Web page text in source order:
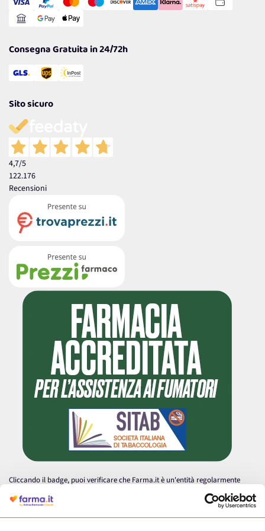
Gestisci Cookie
Reso Facile e Veloce
Consegna Gratuita in 24/72h
Sito sicuro
4,7/5
122.176
Recensioni
Cliccando il badge, puoi verificare che Farma.it è un'entità regolarmente
autorizzata dal Ministero della Salute a effettuare la vendita online di
medicinali.